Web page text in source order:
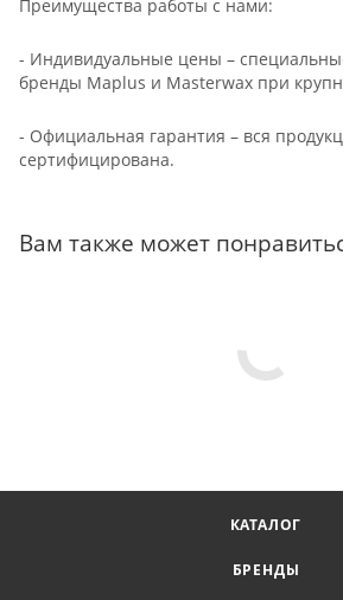
Преимущества работы с нами:
- Индивидуальные цены –
бренды Maplus и Masterwax при
- Официальная гарантия – вся
сертифицирована.
Вам также может
КАТАЛОГ
БРЕНДЫ